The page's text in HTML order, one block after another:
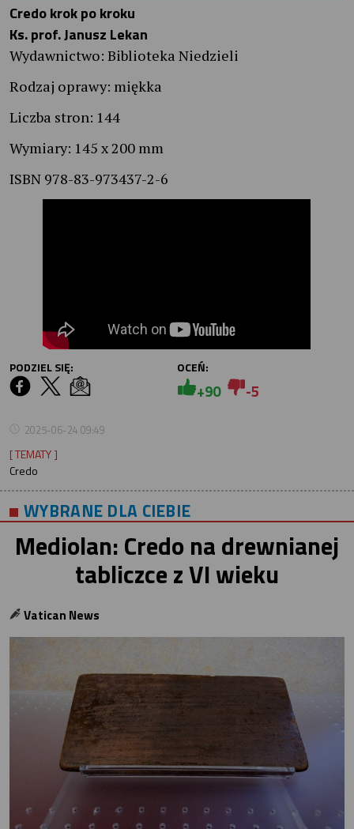
Credo krok po kroku
Ks. prof. Janusz Lekan
Wydawnictwo: Biblioteka Niedzieli
Rodzaj oprawy: miękka
Liczba stron: 144
Wymiary: 145 x 200 mm
ISBN 978-83-973437-2-6
PODZIEL SIĘ: OCEŃ:
+90 -5
2025-06-24 09:49
[ TEMATY ]
Credo
WYBRANE DLA CIEBIE
Mediolan: Credo na drewnianej
tabliczce z VI wieku
Vatican News